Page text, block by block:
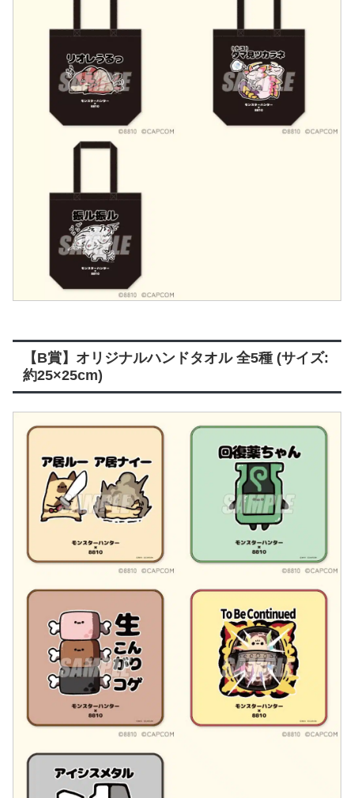
【B賞】オリジナルハンドタオル 全5種 (サイズ:
約25×25cm)